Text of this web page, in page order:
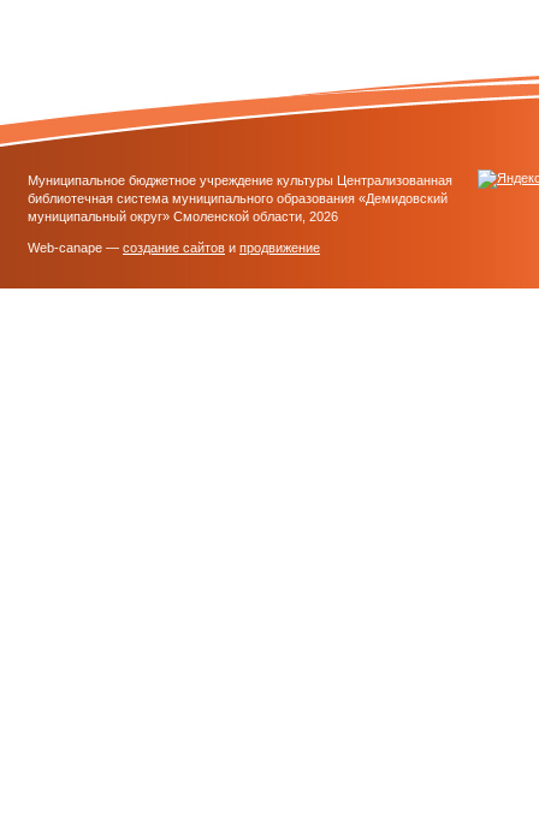
Муниципальное бюджетное учреждение культуры Централизованная
библиотечная система муниципального образования «Демидовский
муниципальный округ» Смоленской области, 2026
Web-canape — создание сайтов и продвижение